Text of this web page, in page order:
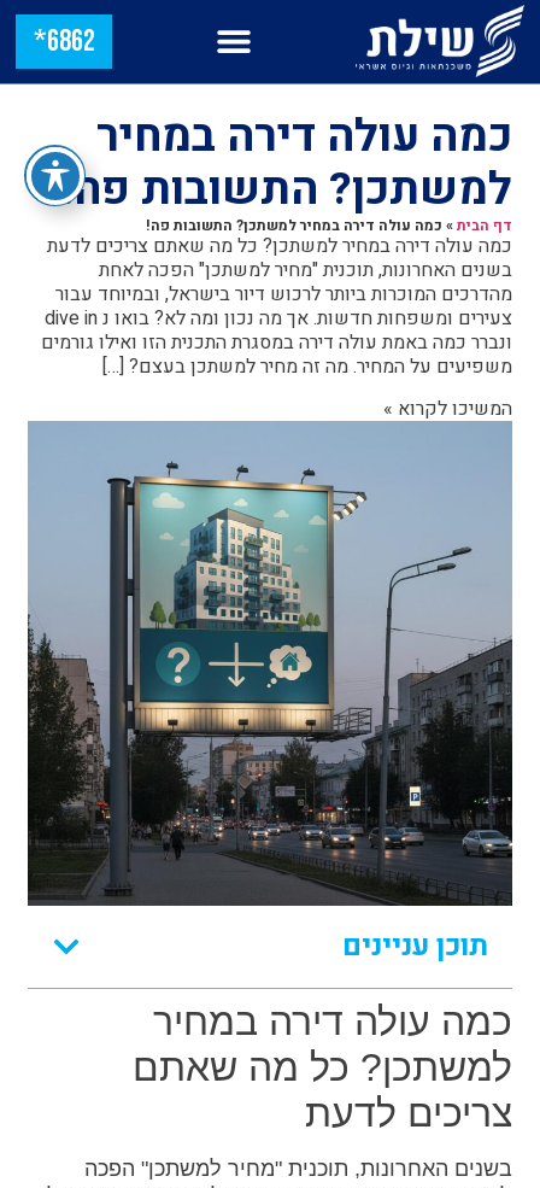
6862*
כמה עולה דירה במחיר
למשתכן? התשובות פה!
דף הבית» כמה עולה דירה במחיר למשתכן? התשובות פה!
כמה עולה דירה במחיר למשתכן? כל מה שאתם צריכים לדעת
בשנים האחרונות, תוכנית "מחיר למשתכן" הפכה לאחת
מהדרכים המוכרות ביותר לרכוש דיור בישראל, ובמיוחד עבור
צעירים ומשפחות חדשות. אך מה נכון ומה לא? בואו נ dive in
ונברר כמה באמת עולה דירה במסגרת התכנית הזו ואילו גורמים
משפיעים על המחיר. מה זה מחיר למשתכן בעצם? […]
המשיכו לקרוא »
תוכן עניינים
כמה עולה דירה במחיר
למשתכן? כל מה שאתם
צריכים לדעת
בשנים האחרונות, תוכנית "מחיר למשתכן" הפכה